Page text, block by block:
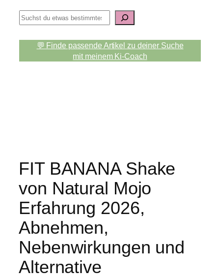
S
u
c
💬 Finde passende Artikel zu deiner Suche
mit meinem Ki-Coach
FIT BANANA Shake
von Natural Mojo
Erfahrung 2026,
Abnehmen,
Nebenwirkungen und
Alternative